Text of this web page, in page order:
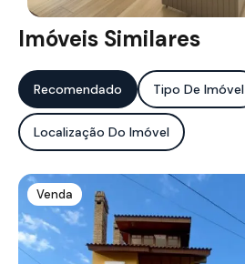
Imóveis Similares
Recomendado Tipo De Imóvel
Localização Do Imóvel
Venda